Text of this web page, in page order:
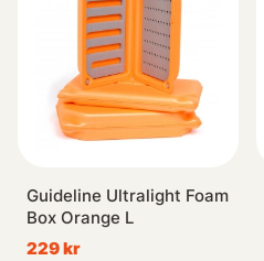
Guideline Ultralight Foam
Box Orange L
229 kr